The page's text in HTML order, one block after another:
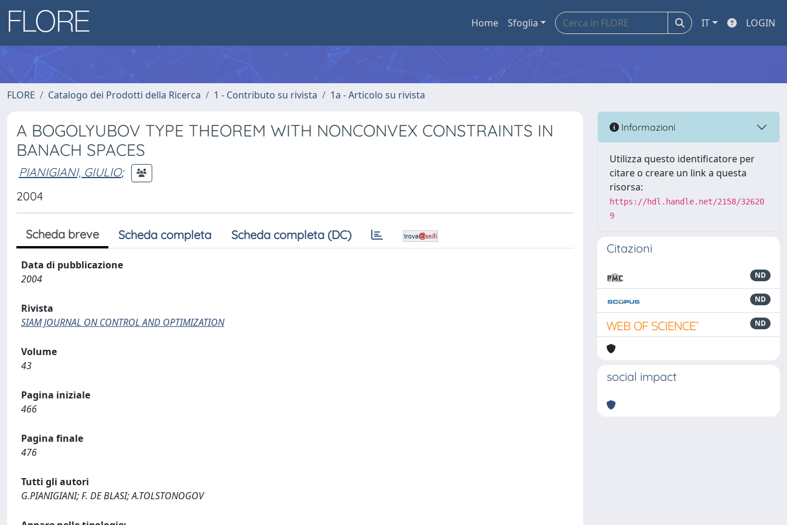
Home Sfoglia IT LOGIN
FLORE Catalogo dei Prodotti della Ricerca 1 - Contributo su rivista 1a - Articolo su rivista
A BOGOLYUBOV TYPE THEOREM WITH NONCONVEX CONSTRAINTS IN
BANACH SPACES
PIANIGIANI, GIULIO;
2004
Scheda breve Scheda completa Scheda completa (DC)
Data di pubblicazione
2004
Rivista
SIAM JOURNAL ON CONTROL AND OPTIMIZATION
Volume
43
Pagina iniziale
466
Pagina finale
476
Tutti gli autori
G.PIANIGIANI; F. DE BLASI; A.TOLSTONOGOV
Informazioni
Utilizza questo identificatore per
citare o creare un link a questa
risorsa:
https://hdl.handle.net/2158/32620
9
Citazioni
ND
ND
ND
social impact